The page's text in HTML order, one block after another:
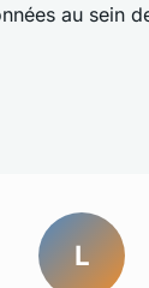
au sein
L